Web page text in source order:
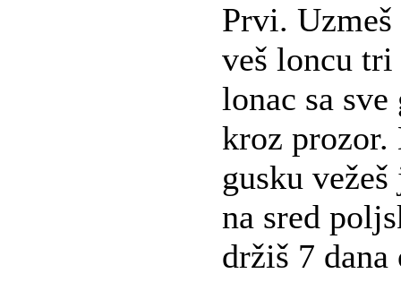
Prvi.
veš loncu tri
lonac sa
kroz prozor.
gusku
na sred
držiš 7 dana